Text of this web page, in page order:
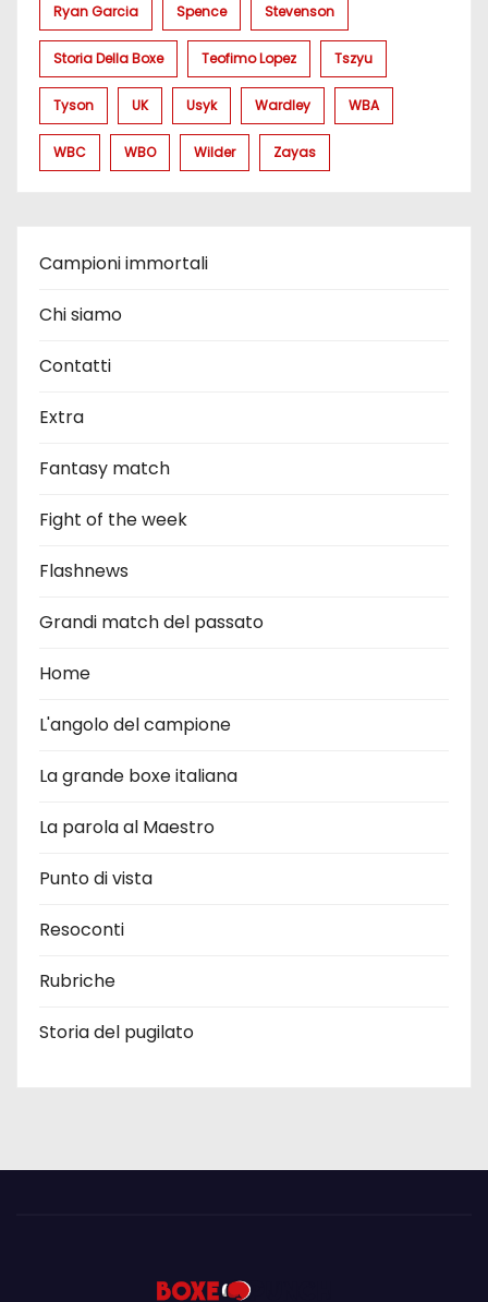
Ryan Garcia Spence Stevenson
Storia Della Boxe Teofimo Lopez Tszyu
Tyson UK Usyk Wardley WBA
WBC WBO Wilder Zayas
Campioni immortali
Chi siamo
Contatti
Extra
Fantasy match
Fight of the week
Flashnews
Grandi match del passato
Home
L'angolo del campione
La grande boxe italiana
La parola al Maestro
Punto di vista
Resoconti
Rubriche
Storia del pugilato